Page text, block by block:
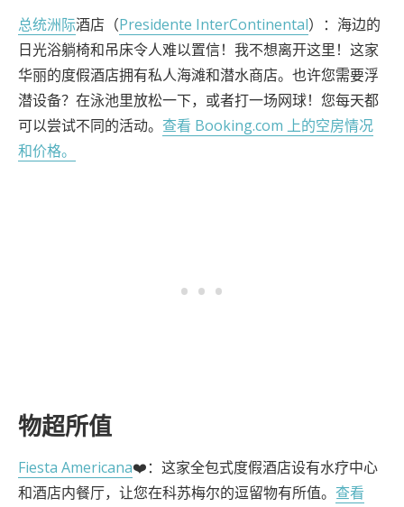
总统洲际酒店（Presidente InterContinental）：海边的
日光浴躺椅和吊床令人难以置信！我不想离开这里！这家
华丽的度假酒店拥有私人海滩和潜水商店。也许您需要浮
潜设备？在泳池里放松一下，或者打一场网球！您每天都
可以尝试不同的活动。 查看 Booking.com 上的空房情况
和价格。
物超所值
Fiesta Americana❤️：这家全包式度假酒店设有水疗中心
和酒店内餐厅，让您在科苏梅尔的逗留物有所值。 查看